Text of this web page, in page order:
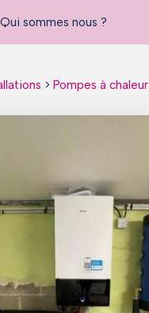
Qui sommes nous ?
>Pompes à chaleur